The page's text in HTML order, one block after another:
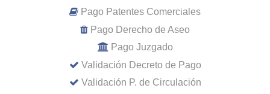
Pago Patentes Comerciales
Pago Derecho de Aseo
Pago Juzgado
Validación Decreto de Pago
Validación P. de Circulación